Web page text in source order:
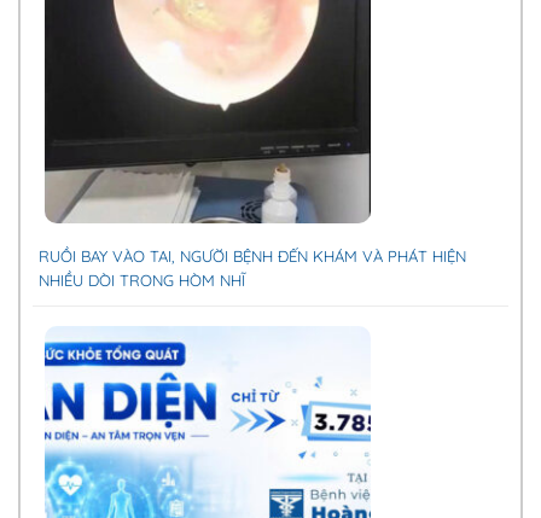
RUỒI BAY VÀO TAI, NGƯỜI BỆNH ĐẾN KHÁM VÀ PHÁT HIỆN
NHIỀU DÒI TRONG HÒM NHĨ